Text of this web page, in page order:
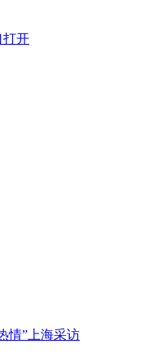
打开
情”上海采访